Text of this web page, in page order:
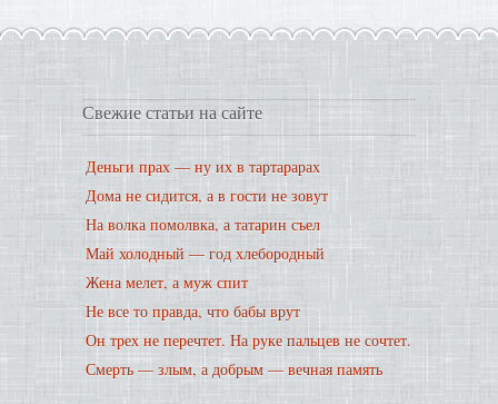
Свежие статьи на сайте
Деньги прах — ну их в тартарарах
Дома не сидится, а в гости не зовут
На волка помолвка, а татарин съел
Май холодный — год хлебородный
Жена мелет, а муж спит
Не все то правда, что бабы врут
Он трех не перечтет. На руке пальцев не сочтет.
Смерть — злым, а добрым — вечная память